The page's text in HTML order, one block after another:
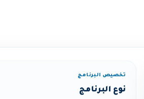
تخصيص البرنامج
نوع البرنامج